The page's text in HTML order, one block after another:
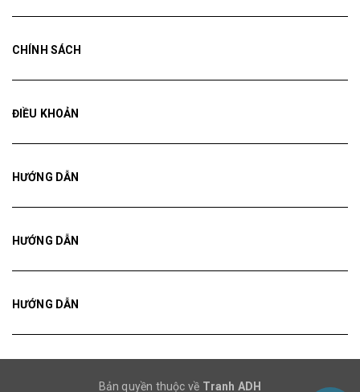
CHÍNH SÁCH
ĐIỀU KHOẢN
HƯỚNG DẪN
HƯỚNG DẪN
HƯỚNG DẪN
Bản quyền thuộc về Tranh ADH